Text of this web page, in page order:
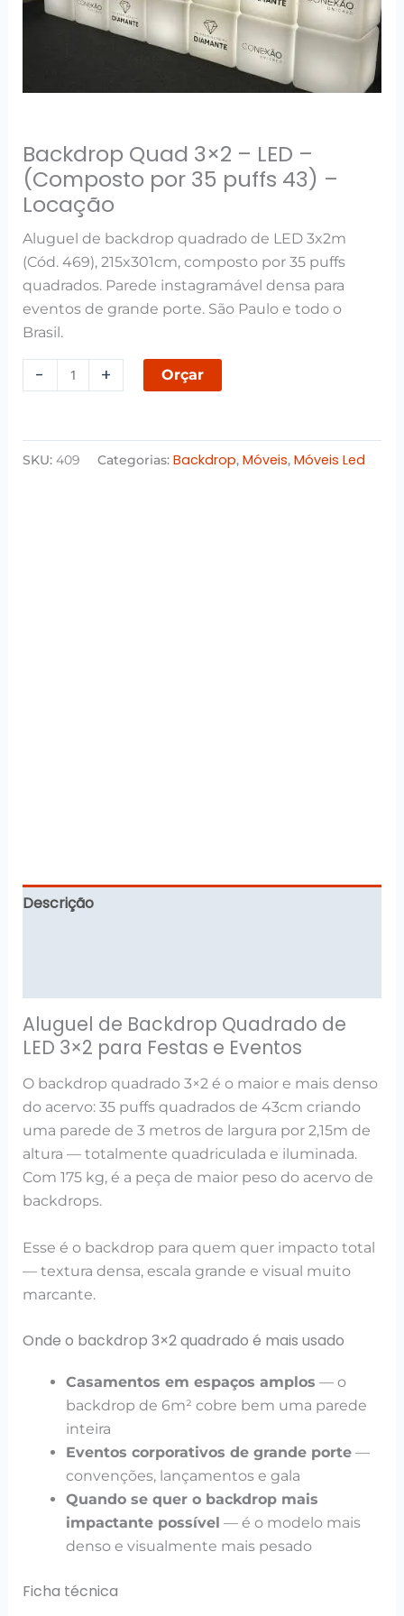
Backdrop Quad 3×2 – LED –
(Composto por 35 puffs 43) –
Locação
Aluguel de backdrop quadrado de LED 3x2m
(Cód. 469), 215x301cm, composto por 35 puffs
quadrados. Parede instagramável densa para
eventos de grande porte. São Paulo e todo o
Brasil.
-
Locação
+ Orçar
SKU: 409 Categorias: Backdrop, Móveis, Móveis Led
Descrição
Aluguel de Backdrop Quadrado de
LED 3×2 para Festas e Eventos
O backdrop quadrado 3×2 é o maior e mais denso
do acervo: 35 puffs quadrados de 43cm criando
uma parede de 3 metros de largura por 2,15m de
altura — totalmente quadriculada e iluminada.
Com 175 kg, é a peça de maior peso do acervo de
backdrops.
Esse é o backdrop para quem quer impacto total
— textura densa, escala grande e visual muito
marcante.
Onde o backdrop 3×2 quadrado é mais usado
Casamentos em espaços amplos — o
backdrop de 6m² cobre bem uma parede
inteira
Eventos corporativos de grande porte—
convenções, lançamentos e gala
Quando se quer o backdrop mais
impactante possível — é o modelo mais
denso e visualmente mais pesado
Ficha técnica